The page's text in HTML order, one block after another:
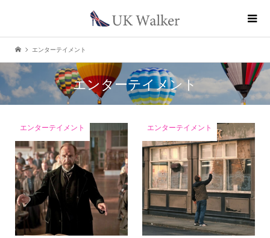
エンターテイメント
エンターテイメント
エンターテイメント エンターテイメント